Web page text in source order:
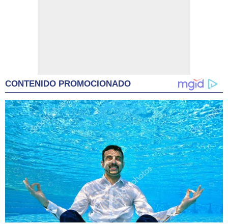
CONTENIDO PROMOCIONADO